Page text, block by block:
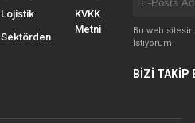
Lojistik
Sektörden
KVKK
Metni
Bu web
İstiyorum
BİZİ TAKİP